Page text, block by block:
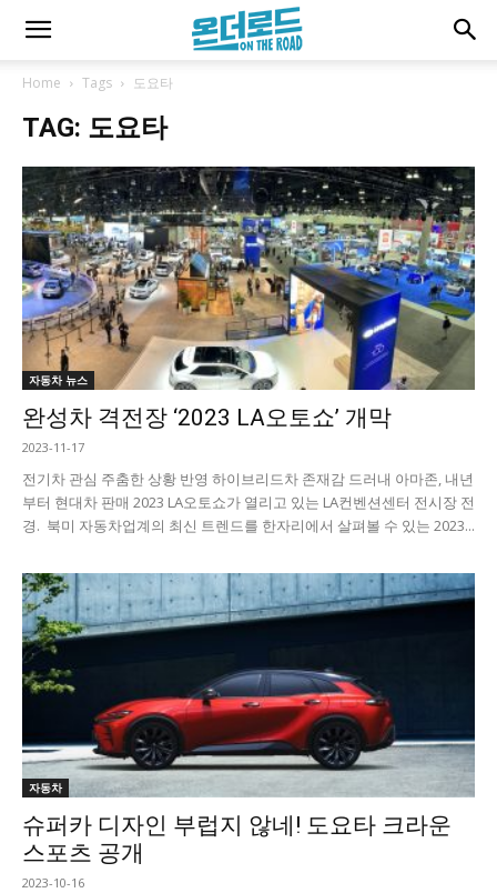
Home Tags 도요타
TAG: 도요타
자동차 뉴스
완성차 격전장 ‘2023 LA오토쇼’ 개막
2023-11-17
전기차 관심 주춤한 상황 반영 하이브리드차 존재감 드러내 아마존, 내년
부터 현대차 판매 2023 LA오토쇼가 열리고 있는 LA컨벤션센터 전시장 전
경. 북미 자동차업계의 최신 트렌드를 한자리에서 살펴볼 수 있는 2023...
자동차
슈퍼카 디자인 부럽지 않네! 도요타 크라운
스포츠 공개
2023-10-16